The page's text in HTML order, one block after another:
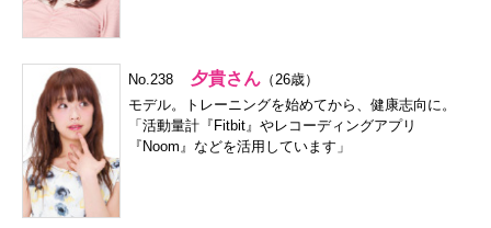
No.238 夕貴さん （26歳）
モデル。トレーニングを始めてから、健康志向に。
「活動量計『Fitbit』やレコーディングアプリ
『Noom』などを活用しています」